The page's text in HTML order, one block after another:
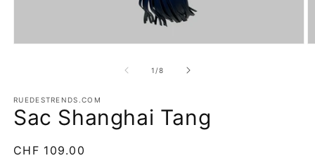
une
fenêtre
modale
1 /de
8
RUEDESTRENDS.COM
Sac Shanghai Tang
Prix
CHF 109.00